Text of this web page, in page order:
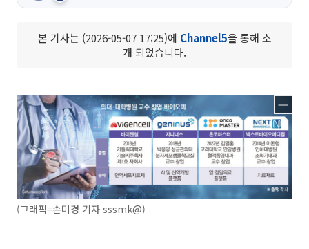
본 기사는 (2026-05-07 17:25)에 Channel5을 통해 소
개 되었습니다.
(그래픽=손미경 기자 sssmk@)